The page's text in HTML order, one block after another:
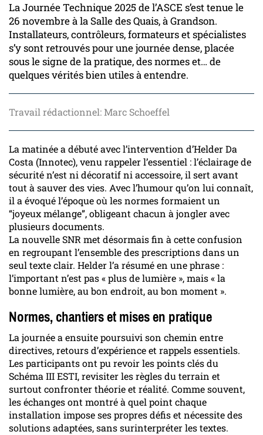
La Journée Technique 2025 de l’ASCE s’est tenue le
26 novembre à la Salle des Quais, à Grandson.
Installateurs, contrôleurs, formateurs et spécialistes
s’y sont retrouvés pour une journée dense, placée
sous le signe de la pratique, des normes et… de
quelques vérités bien utiles à entendre.
Travail rédactionnel: Marc Schoeffel
La matinée a débuté avec l’intervention d’Helder Da
Costa (Innotec), venu rappeler l’essentiel : l’éclairage de
sécurité n’est ni décoratif ni accessoire, il sert avant
tout à sauver des vies. Avec l’humour qu’on lui connaît,
il a évoqué l’époque où les normes formaient un
“joyeux mélange”, obligeant chacun à jongler avec
plusieurs documents.
La nouvelle SNR met désormais fin à cette confusion
en regroupant l’ensemble des prescriptions dans un
seul texte clair. Helder l’a résumé en une phrase :
l’important n’est pas « plus de lumière », mais « la
bonne lumière, au bon endroit, au bon moment ».
Normes, chantiers et mises en pratique
La journée a ensuite poursuivi son chemin entre
directives, retours d’expérience et rappels essentiels.
Les participants ont pu revoir les points clés du
Schéma III ESTI, revisiter les règles du terrain et
surtout confronter théorie et réalité. Comme souvent,
les échanges ont montré à quel point chaque
installation impose ses propres défis et nécessite des
solutions adaptées, sans surinterpréter les textes.